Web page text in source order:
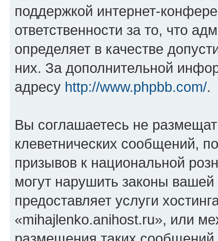
поддержкой интернет-
ответственности за то, что
определяет в качестве
них. За дополнительной
адресу http://www.phpbb.com/.
Вы соглашаетесь не
клеветнических сообщений,
призывов к национальной
могут нарушить законы
предоставляет услуги
«mihajlenko.anihost.ru», или